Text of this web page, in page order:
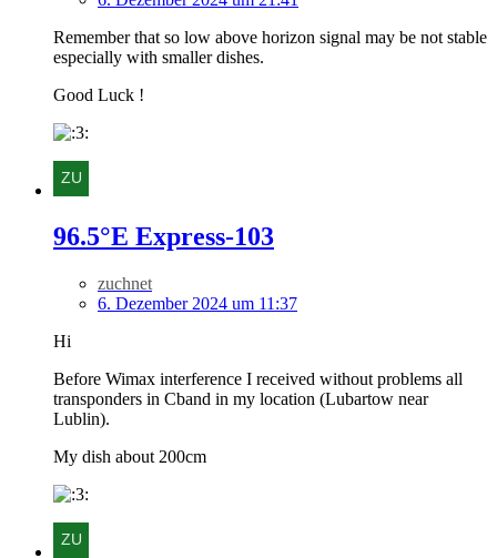
Remember that so low above horizon signal may be not stable
especially with smaller dishes.
Good Luck !
96.5°E Express-103
zuchnet
6. Dezember 2024 um 11:37
Hi
Before Wimax interference I received without problems all
transponders in Cband in my location (Lubartow near
Lublin).
My dish about 200cm